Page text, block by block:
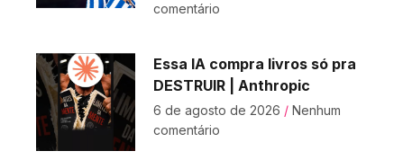
comentário
Essa IA compra livros só pra
DESTRUIR | Anthropic
6 de agosto de 2026 Nenhum
comentário